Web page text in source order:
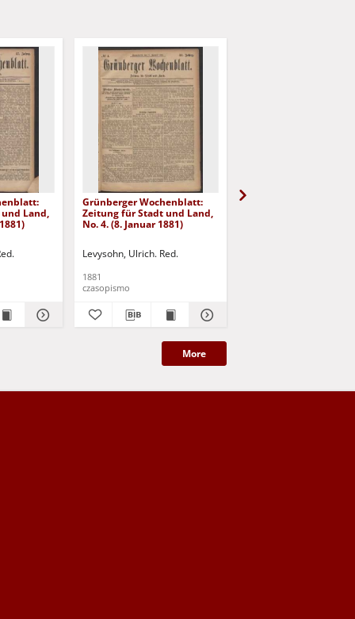
Land,
Grünberger Wochenblatt:
Zeitung für Stadt und Land,
No. 4. (8. Januar 1881)
Levysohn, Ulrich. Red.
1881
czasopismo
More